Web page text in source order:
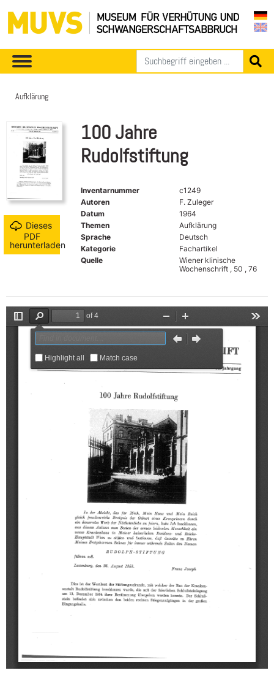
Aufklärung
Dieses
PDF
herunterladen
100 Jahre
Rudolfstiftung
Inventarnummer
c1249
Autoren
F. Zuleger
Datum
1964
Themen
Aufklärung
Sprache
Deutsch
Kategorie
Fachartikel
Quelle
Wiener klinische
Wochenschrift , 50 , 76